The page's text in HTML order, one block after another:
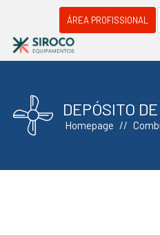
ÁREA PROFISSIONAL
DEPÓSITO
Homepage